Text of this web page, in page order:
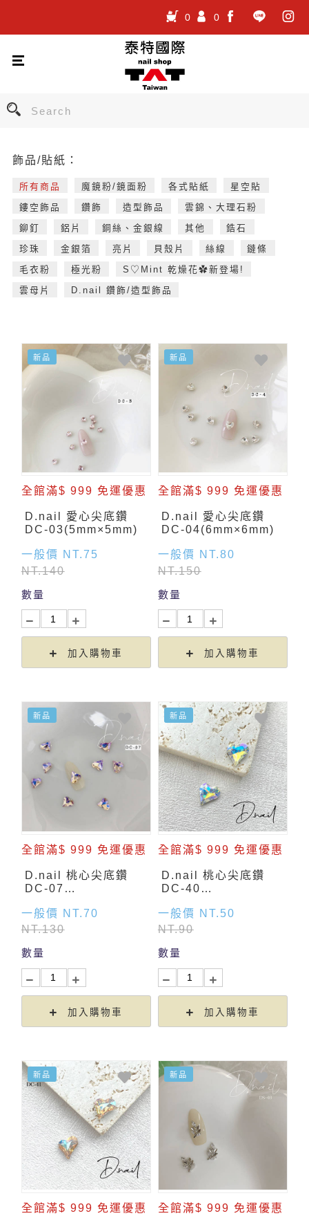
0
0
飾品/貼紙：
所有商品 魔鏡粉/鏡面粉 各式貼紙 星空貼
鏤空飾品 鑽飾 造型飾品 雲錦、大理石粉
鉚釘 鋁片 銅絲、金銀線 其他 鋯石
珍珠 金銀箔 亮片 貝殼片 絲線 鏈條
毛衣粉 極光粉 S♡Mint 乾燥花✿新登場!
雲母片 D.nail 鑽飾/造型飾品
新品
全館滿$ 999 免運優惠
D.nail 愛心尖底鑽
DC-03(5mm×5mm)
一般價 NT.75
NT.140
數量
加入購物車
新品
全館滿$ 999 免運優惠
D.nail 愛心尖底鑽
DC-04(6mm×6mm)
一般價 NT.80
NT.150
數量
加入購物車
新品
全館滿$ 999 免運優惠
D.nail 桃心尖底鑽
DC-07
一般價 NT.70
NT.130
數量
加入購物車
新品
全館滿$ 999 免運優惠
D.nail 桃心尖底鑽
DC-40
一般價 NT.50
NT.90
數量
加入購物車
新品
全館滿$ 999 免運優惠
新品
全館滿$ 999 免運優惠